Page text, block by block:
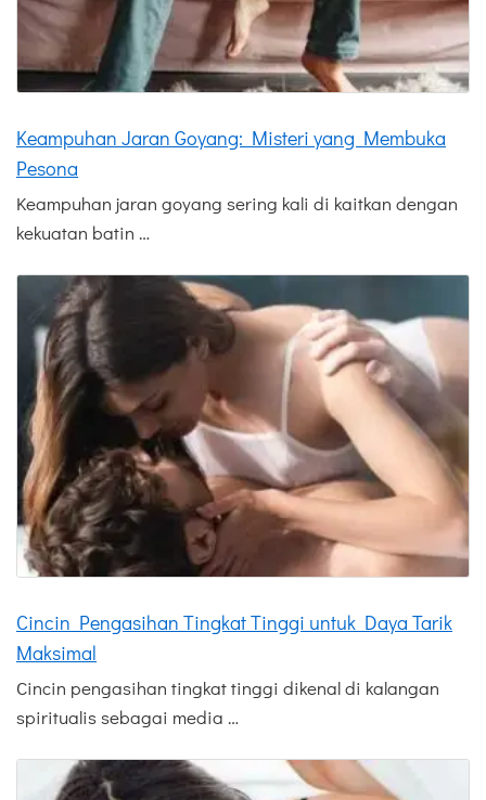
Keampuhan Jaran Goyang: Misteri yang Membuka
Pesona
Keampuhan jaran goyang sering kali di kaitkan dengan
kekuatan batin …
Cincin Pengasihan Tingkat Tinggi untuk Daya Tarik
Maksimal
Cincin pengasihan tingkat tinggi dikenal di kalangan
spiritualis sebagai media …